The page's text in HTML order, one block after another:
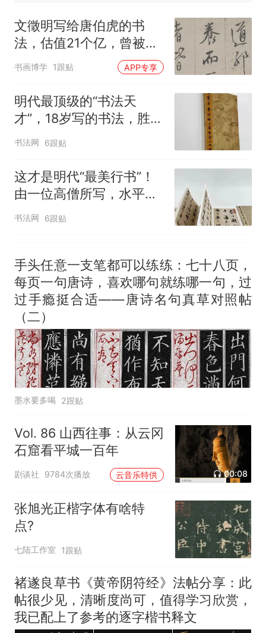
因老师一句“跟我回家”改写了
人生
文徵明写给唐伯虎的书
法，估值21个亿，曾被溥
仪偷偷带出皇宫，差点流
书画博学 1跟贴 APP专享
明代最顶级的“书法天
才”，18岁写的书法，胜过
80岁的文征明！
书法网 6跟贴
这才是明代“最美行书”！
由一位高僧所写，水平盖
过文征明、董其昌
书法网 6跟贴
手头任意一支笔都可以练练：七十八页，
每页一句唐诗，喜欢哪句就练哪一句，过
过手瘾挺合适——唐诗名句真草对照帖
（二）
墨水要多喝 2跟贴
Vol. 86 山西往事：从云冈
石窟看平城一百年
剧谈社 9784次播放 云音乐特供 00:08
张旭光正楷字体有啥特
点?
七陆工作室 1跟贴
褚遂良草书《黄帝阴符经》法帖分享：此
帖很少见，清晰度尚可，值得学习欣赏，
我已配上了参考的逐字楷书释文